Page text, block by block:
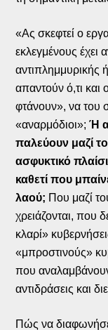
«Ας σκεφτεί ο
εκλεγμένους έχει
αντιπλημμυρικής
απαντούν ό,τι και
φτάνουν», να του
«αναρμόδιοι»;Ή
παλεύουν μαζί
ασφυκτικό
καθετί που
λαού; Που μαζί
χρειάζονται, που
κλαρί»
«μπροστινούς»
που
αντιδράσεις και
Πώς να